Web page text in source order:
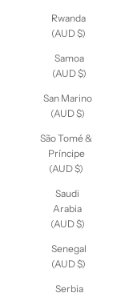
Rwanda
(AUD $)
Samoa
(AUD $)
San
Marino
São Tomé
& Príncipe
Saudi
Arabia
Senegal